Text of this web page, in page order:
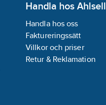
Handla hos Ahlsell
Handla hos oss
Faktureringssätt
Villkor och priser
Retur & Reklamation